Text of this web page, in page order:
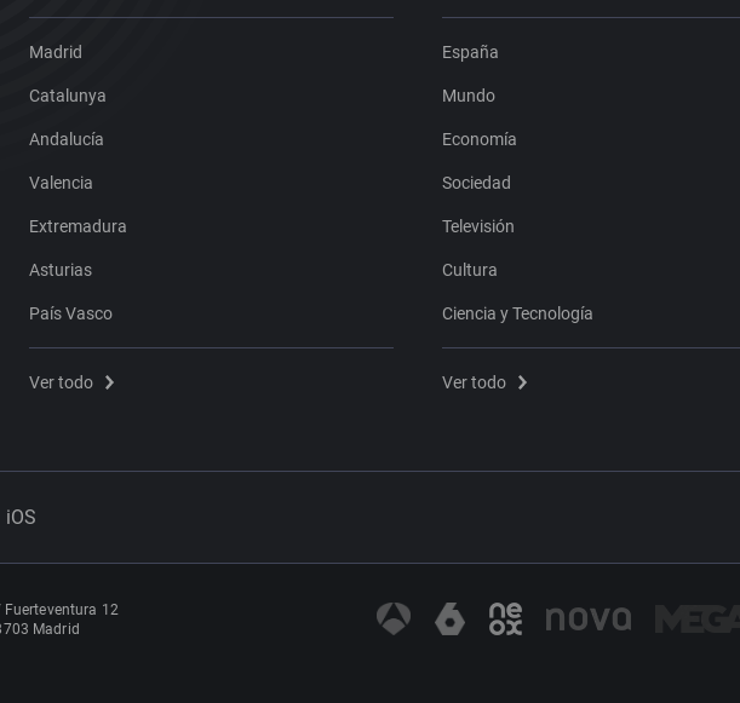
Madrid
Catalunya
Andalucía
Valencia
Extremadura
Asturias
País Vasco
Ver todo
España
Mundo
Economía
Sociedad
Televisión
Cultura
Ciencia y Tecnología
Ver todo
iOS
Fuerteventura 12
Madrid